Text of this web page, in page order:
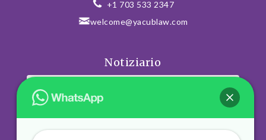
+1 703 533 2347
welcome@yacublaw.com
Notiziario